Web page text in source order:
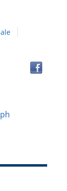
Campania
Vanvitelli"